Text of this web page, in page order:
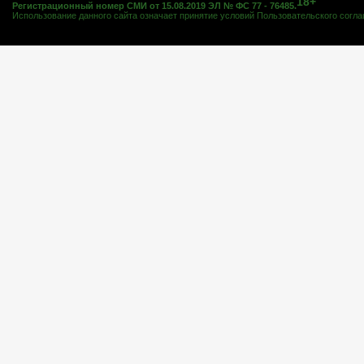
Регистрационный номер СМИ от 15.08.2019 ЭЛ № ФС 77 - 76485.
Использование данного сайта означает принятие условий Пользовательского